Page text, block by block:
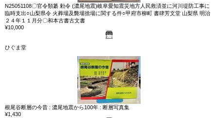
N25051108〇官令類纂 勅令 (濃尾地震)岐阜愛知震災地方人民救済並に河川堤防工事に
臨時支出○山梨県令 火葬場及斃場捨場に関する件○甲府市柳町 書肆芳文堂 山梨県 明治
２４年１１月分〇和本古書古文書
¥10,000
ひぐま堂
根尾谷断層の今昔 : 濃尾地震から100年 : 断層写真集
¥1,430